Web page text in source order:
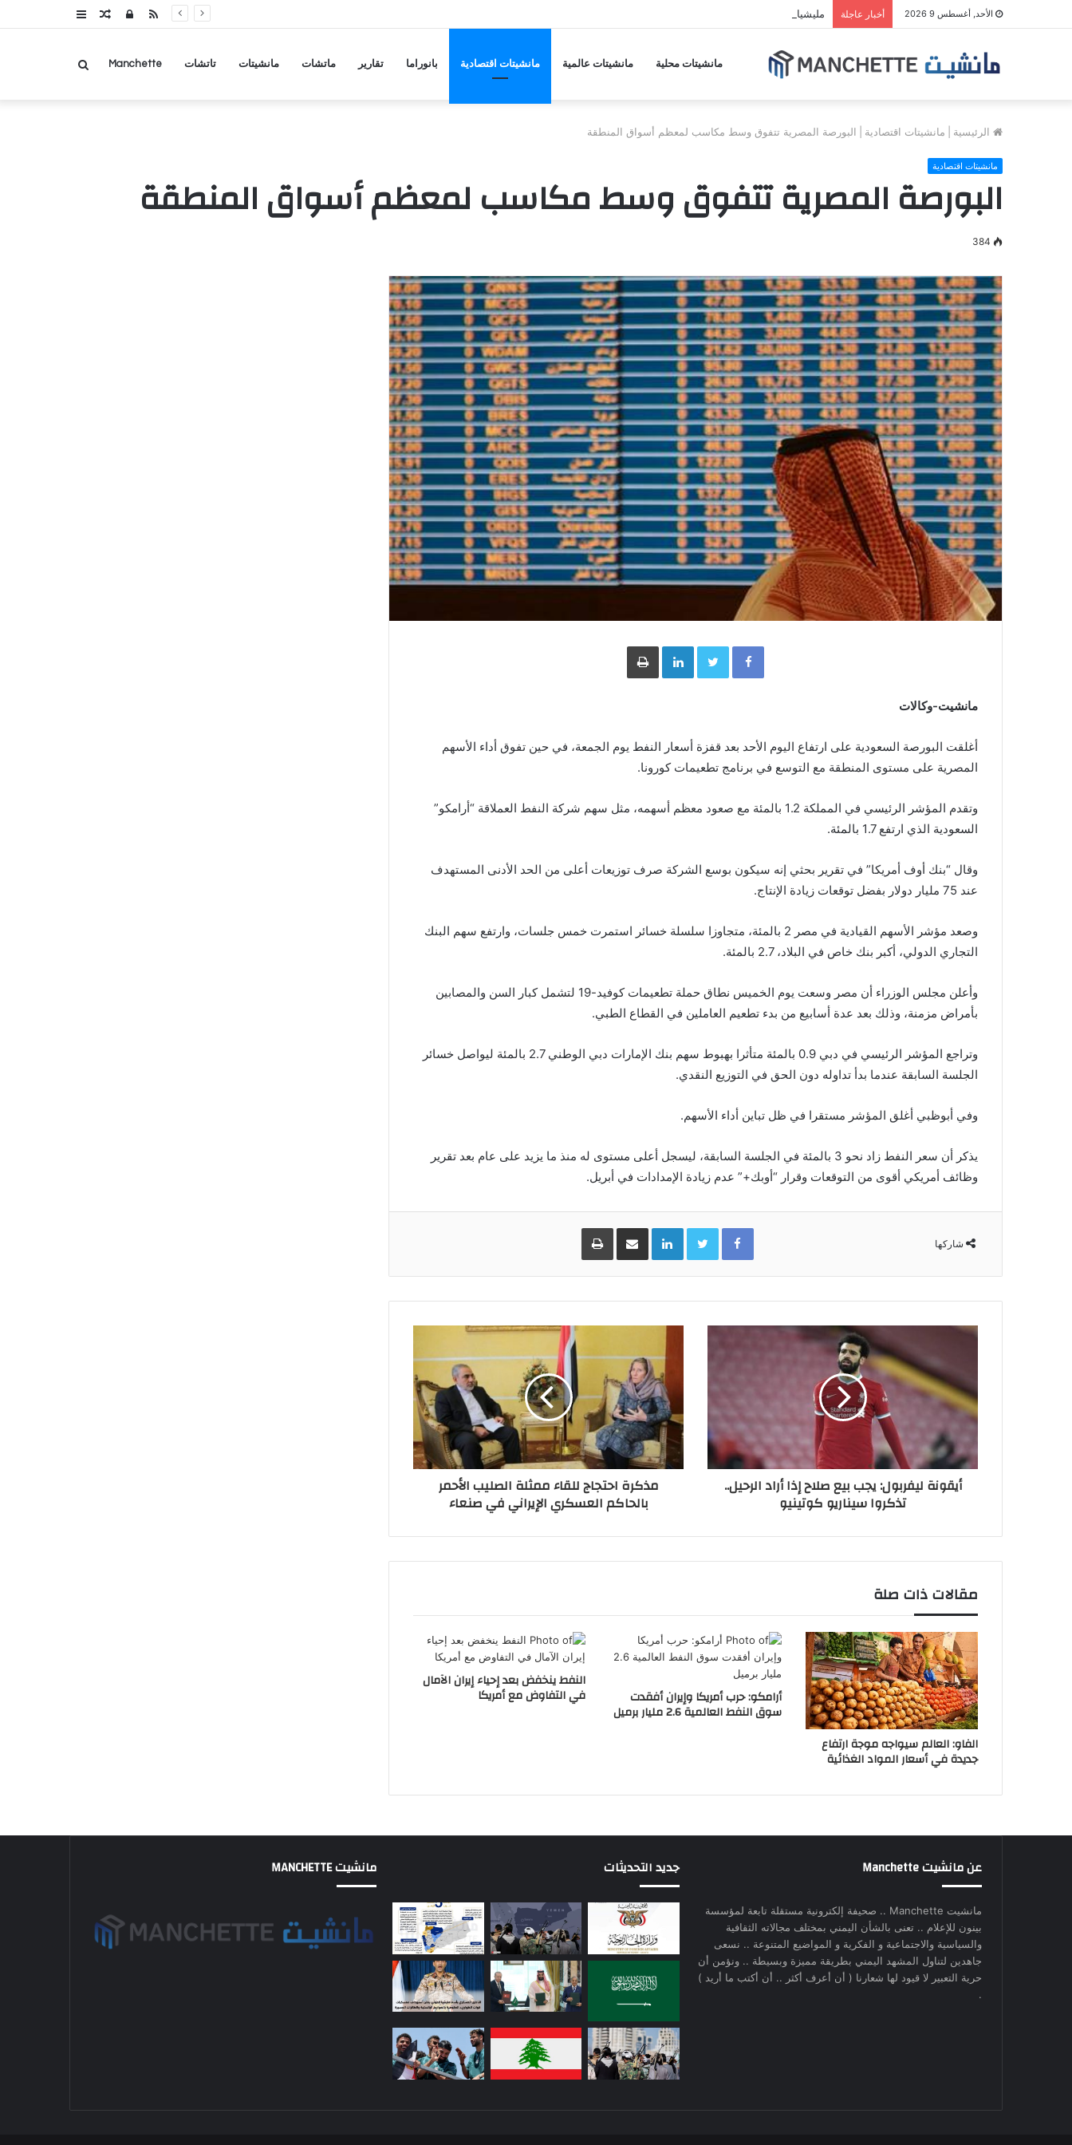
الأحد, أغسطس 9 2026 أخبار عاجلة مليشيا الحوثي تجدد قصفها على مدينة مأرب ودفاعات الجيش تسقط مسيّرة عمودمقالتسجيلRSS
مانشيتات محلية مانشيتات عالمية مانشيتات اقتصادية بانوراما تقارير ماتشات مانشيتات تاتشات Manchette بحث
الرئيسية مانشيتات اقتصادية البورصة المصرية تتفوق وسط مكاسب لمعظم أسواق المنطقة
مانشيتات اقتصادية
البورصة المصرية تتفوق وسط مكاسب لمعظم أسواق المنطقة
384
Facebook
Twitter
LinkedInطباعة
مانشيت-وكالات
أغلقت البورصة السعودية على ارتفاع اليوم الأحد بعد قفزة أسعار النفط يوم الجمعة، في حين تفوق أداء الأسهم
المصرية على مستوى المنطقة مع التوسع في برنامج تطعيمات كورونا.
وتقدم المؤشر الرئيسي في المملكة 1.2 بالمئة مع صعود معظم أسهمه، مثل سهم شركة النفط العملاقة “أرامكو”
السعودية الذي ارتفع 1.7 بالمئة.
وقال “بنك أوف أمريكا” في تقرير بحثي إنه سيكون بوسع الشركة صرف توزيعات أعلى من الحد الأدنى المستهدف
عند 75 مليار دولار بفضل توقعات زيادة الإنتاج.
وصعد مؤشر الأسهم القيادية في مصر 2 بالمئة، متجاوزا سلسلة خسائر استمرت خمس جلسات، وارتفع سهم البنك
التجاري الدولي، أكبر بنك خاص في البلاد، 2.7 بالمئة.
وأعلن مجلس الوزراء أن مصر وسعت يوم الخميس نطاق حملة تطعيمات كوفيد-19 لتشمل كبار السن والمصابين
بأمراض مزمنة، وذلك بعد عدة أسابيع من بدء تطعيم العاملين في القطاع الطبي.
وتراجع المؤشر الرئيسي في دبي 0.9 بالمئة متأثرا بهبوط سهم بنك الإمارات دبي الوطني 2.7 بالمئة ليواصل خسائر
الجلسة السابقة عندما بدأ تداوله دون الحق في التوزيع النقدي.
وفي أبوظبي أغلق المؤشر مستقرا في ظل تباين أداء الأسهم.
يذكر أن سعر النفط زاد نحو 3 بالمئة في الجلسة السابقة، ليسجل أعلى مستوى له منذ ما يزيد على عام بعد تقرير
وظائف أمريكي أقوى من التوقعات وقرار “أوبك+” عدم زيادة الإمدادات في أبريل.
شاركها
Facebook
Twitter
LinkedInمشاركة عبر البريد طباعة
أيقونة ليفربول: يجب بيع صلاح إذا أراد الرحيل..
تذكروا سيناريو كوتينيو
مذكرة احتجاج للقاء ممثلة الصليب الأحمر
بالحاكم العسكري الإيراني في صنعاء
مقالات ذات صلة
الفاو: العالم سيواجه موجة ارتفاع
جديدة في أسعار المواد الغذائية
أرامكو: حرب أمريكا وإيران أفقدت
سوق النفط العالمية 2.6 مليار برميل
النفط ينخفض بعد إحياء إيران الآمال
في التفاوض مع أمريكا
عن مانشيت Manchette
مانشيت Manchette .. صحيفة إلكترونية مستقلة تابعة لمؤسسة
بينون للإعلام .. تعنى بالشأن اليمني بمختلف مجالاته الثقافية
والسياسية والاجتماعية و الفكرية و المواضيع المتنوعة .. نسعى
جاهدين لتناول المشهد اليمني بطريقة مميزة وبسيطة .. ونؤمن أن
حرية التعبير لا قيود لها شعارنا ( أن أعرف أكثر .. أن أكتب ما أريد )
.
جديد التحديثات مانشيت MANCHETTE